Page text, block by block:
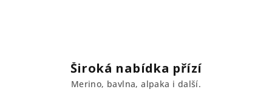
ý
p
Široká nabídka přízí
Merino, bavlna, alpaka i další.